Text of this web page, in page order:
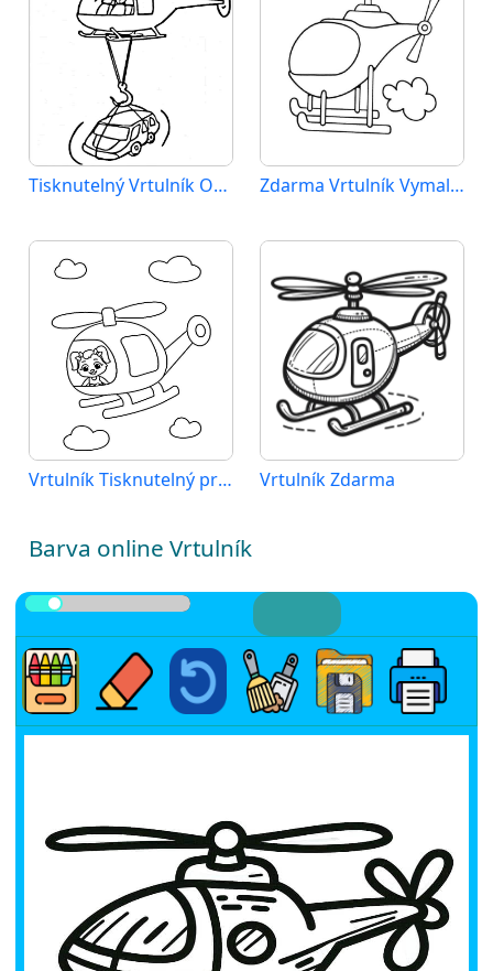
Tisknutelný Vrtulník Obrázek pro Děti Zdarma Vrtulník Vymalovatelné
Vrtulník Tisknutelný pro Děti Vrtulník Zdarma
Barva online Vrtulník